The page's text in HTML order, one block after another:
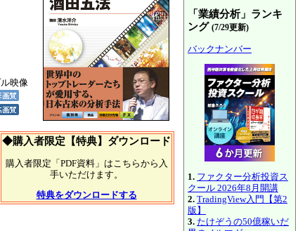
映像
◆購入者限定【特典】ダウンロード
購入者限定「PDF資料」はこちらから入
手いただけます。
特典をダウンロードする
「業績分析」ランキ
ング (7/29更新)
バックナンバー
1. ファクター分析投資ス
クール 2026年8月開講
2. TradingView入門【第2
版】
3. たけぞうの50億稼いだ